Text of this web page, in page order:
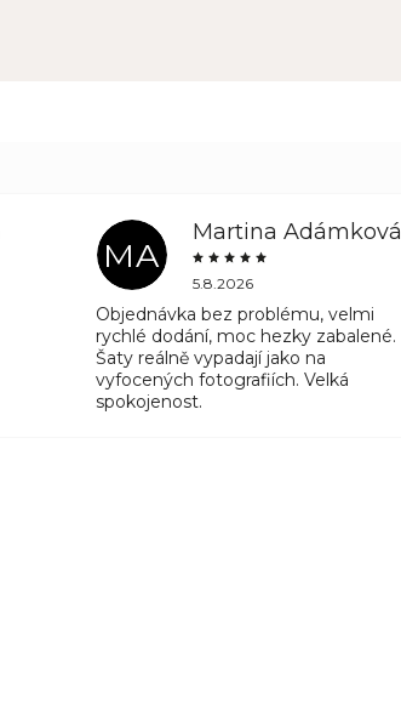
MA
Martina Adámková
5.8.2026
Objednávka bez problému, velmi
rychlé dodání, moc hezky zabalené.
Šaty reálně vypadají jako na
vyfocených fotografiích. Velká
spokojenost.